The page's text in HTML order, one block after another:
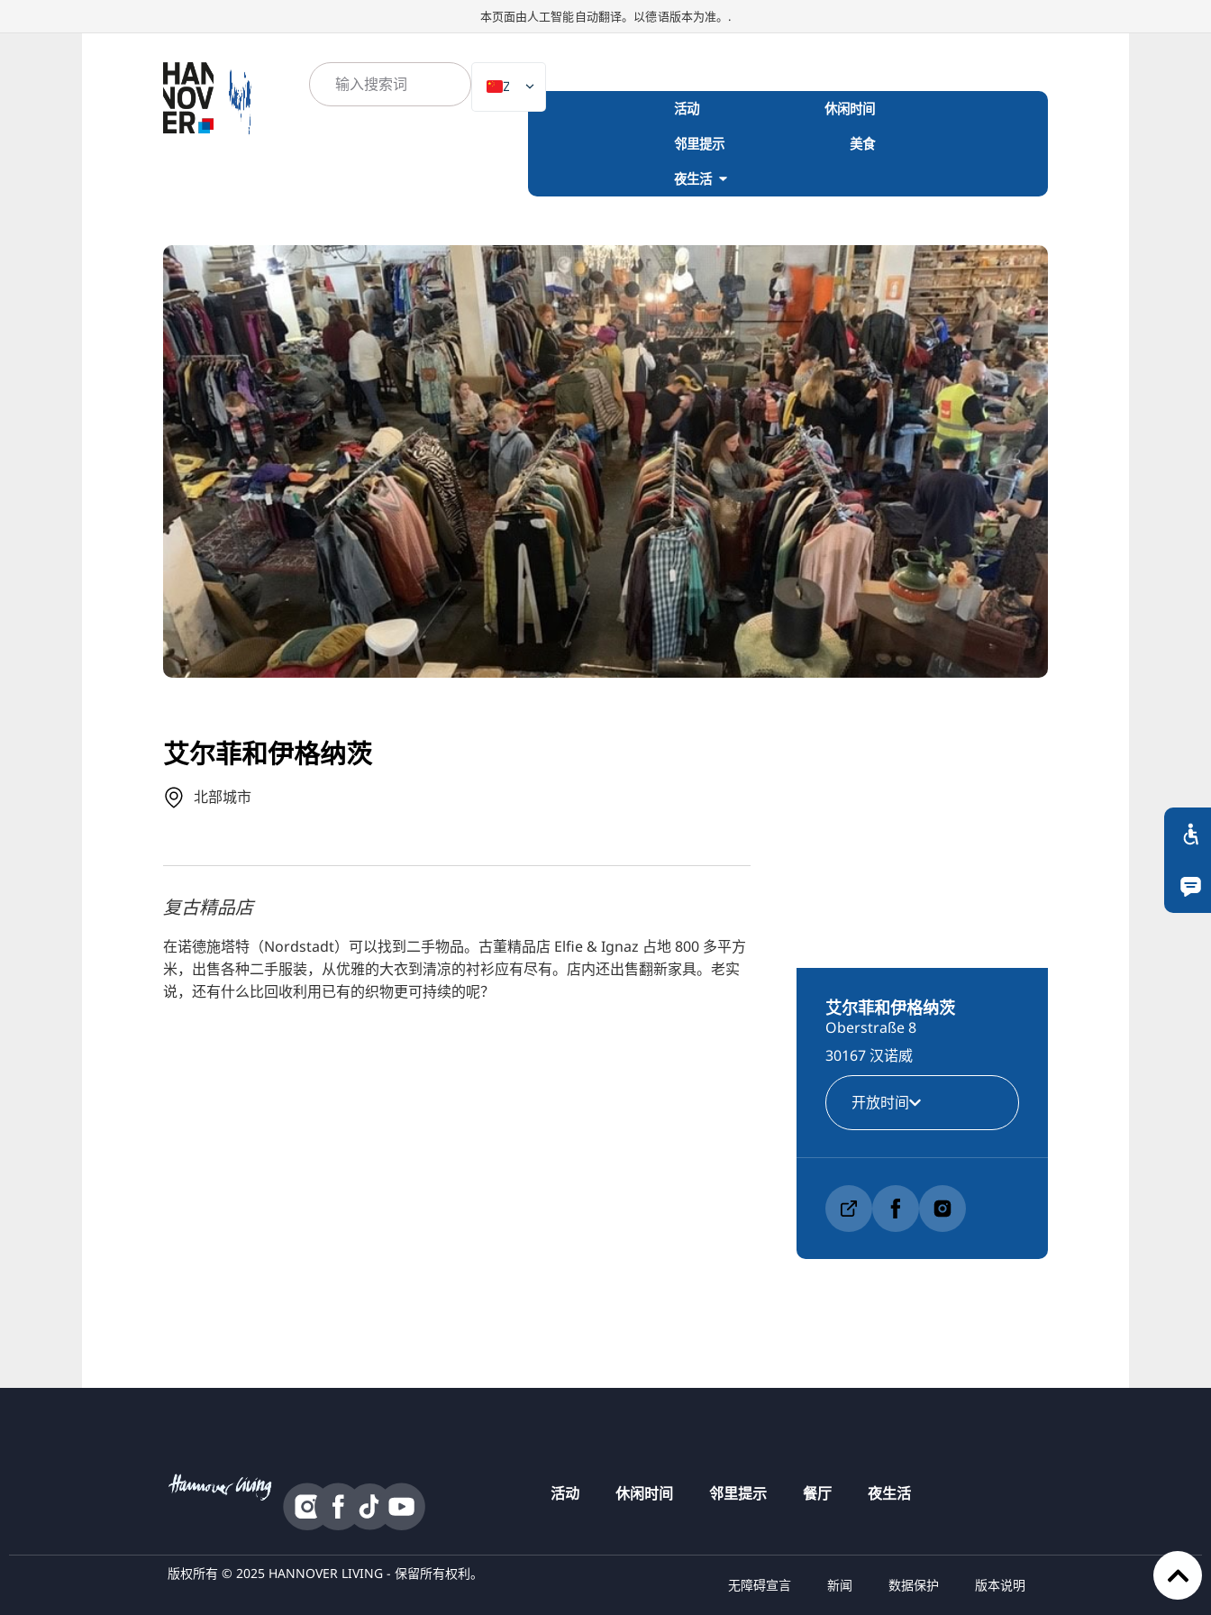
本页面由人工智能自动翻译。以德语版本为准。.
DE
IT
DA
SV
FR
PT
TR
RU
FI
KO
JA
活动 休闲时间
邻里提示 美食
夜生活
艾尔菲和伊格纳茨
北部城市
复古精品店
在诺德施塔特（Nordstadt）可以找到二手物品。古董精品店 Elfie & Ignaz 占地 800 多平方
米，出售各种二手服装，从优雅的大衣到清凉的衬衫应有尽有。店内还出售翻新家具。老实
说，还有什么比回收利用已有的织物更可持续的呢？
艾尔菲和伊格纳茨
Oberstraße 8
30167 汉诺威
开放时间
活动 休闲时间 邻里提示 餐厅 夜生活
版权所有 © 2025 HANNOVER LIVING - 保留所有权利。
无障碍宣言 新闻 数据保护 版本说明